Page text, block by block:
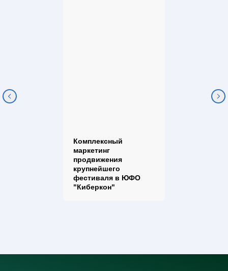
Комплексный
маркетинг
продвижения
крупнейшего
фестиваля в ЮФО
"Киберкон"